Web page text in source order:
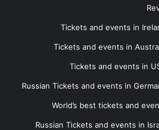
Tickets and events in
Tickets and events in
Tickets and events in
Russian Tickets and events in
World’s best tickets and
Russian Tickets and events in